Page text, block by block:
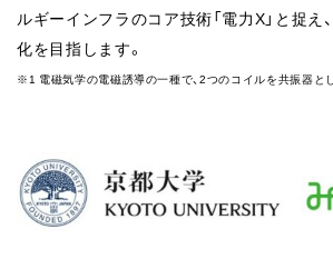
ルギーインフラのコア技術「電⼒X」と捉え
化を⽬指します。
※1 電磁気学の電磁誘導の⼀種で、2つのコイルを共振器と